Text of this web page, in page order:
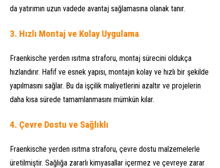
da yatırımın uzun vadede avantaj sağlamasına olanak tanır.
3. Hızlı Montaj ve Kolay Uygulama
Fraenkische yerden ısıtma straforu, montaj sürecini oldukça
hızlandırır. Hafif ve esnek yapısı, montajın kolay ve hızlı bir şekilde
yapılmasını sağlar. Bu da işçilik maliyetlerini azaltır ve projelerin
daha kısa sürede tamamlanmasını mümkün kılar.
4. Çevre Dostu ve Sağlıklı
Fraenkische yerden ısıtma straforu, çevre dostu malzemelerle
üretilmiştir. Sağlığa zararlı kimyasallar içermez ve çevreye zarar